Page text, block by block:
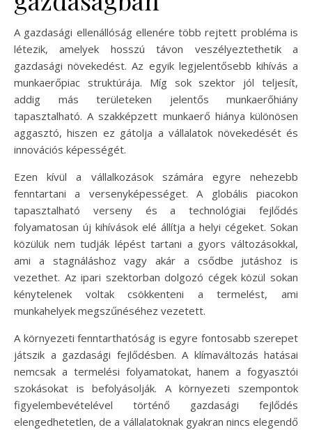
A gazdasági ellenállóság ellenére több rejtett probléma is
létezik, amelyek hosszú távon veszélyeztethetik a
gazdasági növekedést. Az egyik legjelentősebb kihívás a
munkaerőpiac struktúrája. Míg sok szektor jól teljesít,
addig más területeken jelentős munkaerőhiány
tapasztalható. A szakképzett munkaerő hiánya különösen
aggasztó, hiszen ez gátolja a vállalatok növekedését és
innovációs képességét.
Ezen kívül a vállalkozások számára egyre nehezebb
fenntartani a versenyképességet. A globális piacokon
tapasztalható verseny és a technológiai fejlődés
folyamatosan új kihívások elé állítja a helyi cégeket. Sokan
közülük nem tudják lépést tartani a gyors változásokkal,
ami a stagnáláshoz vagy akár a csődbe jutáshoz is
vezethet. Az ipari szektorban dolgozó cégek közül sokan
kénytelenek voltak csökkenteni a termelést, ami
munkahelyek megszűnéséhez vezetett.
A környezeti fenntarthatóság is egyre fontosabb szerepet
játszik a gazdasági fejlődésben. A klímaváltozás hatásai
nemcsak a termelési folyamatokat, hanem a fogyasztói
szokásokat is befolyásolják. A környezeti szempontok
figyelembevételével történő gazdasági fejlődés
elengedhetetlen, de a vállalatoknak gyakran nincs elegendő